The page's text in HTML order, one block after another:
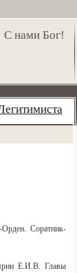
С нами Бог!
Соратник-
Е.И.В. Главы